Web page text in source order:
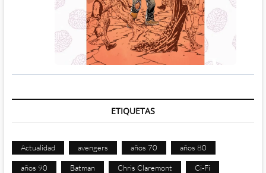
ETIQUETAS
Actualidad avengers años 70 años 80
años 90 Batman Chris Claremont Ci-Fi